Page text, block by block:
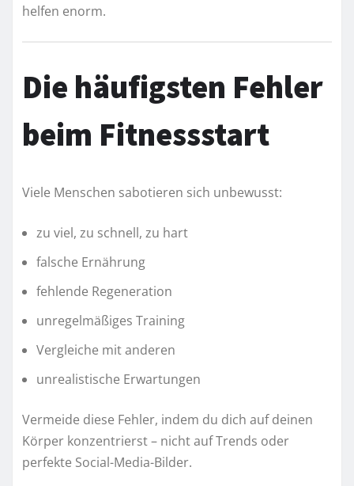
helfen enorm.
Die häufigsten Fehler
beim Fitnessstart
Viele Menschen sabotieren sich unbewusst:
zu viel, zu schnell, zu hart
falsche Ernährung
fehlende Regeneration
unregelmäßiges Training
Vergleiche mit anderen
unrealistische Erwartungen
Vermeide diese Fehler, indem du dich auf deinen
Körper konzentrierst – nicht auf Trends oder
perfekte Social-Media-Bilder.